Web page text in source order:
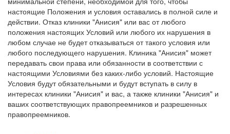
настоящие Положения и условия оставались в полной силе и
действии. Отказ клиники "Анисия" или вас от любого
положения настоящих Условий или любого их нарушения в
любом случае не будет отказываться от такого условия или
любого последующего нарушения. Клиника "Анисия" может
передавать свои права или обязанности в соответствии с
настоящими Условиями без каких-либо условий. Настоящие
Условия будут обязательными и будут вступать в силу в
интересах клиники "Анисия" и вас, а также клиники "Анисия" и
ваших соответствующих правопреемников и разрешенных
правопреемников.